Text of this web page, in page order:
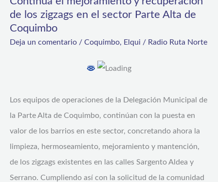
de los zigzags en el sector Parte Alta de
Coquimbo
Deja un comentario / Coquimbo, Elqui / Radio Ruta Norte
Los equipos de operaciones de la Delegación Municipal de
la Parte Alta de Coquimbo, continúan con la puesta en
valor de los barrios en este sector, concretando ahora la
limpieza, hermoseamiento, mejoramiento y mantención,
de los zigzags existentes en las calles Sargento Aldea y
Serrano. Cumpliendo así con la solicitud de la comunidad
mejoramiento
en
el
sector
Parte
Alta
de